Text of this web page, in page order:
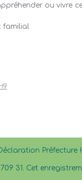
ou vivre
familial
Préfecture
31. Cet